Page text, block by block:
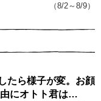
（8/2～8/9）
たら様子が変。お顔
にオトト君は…